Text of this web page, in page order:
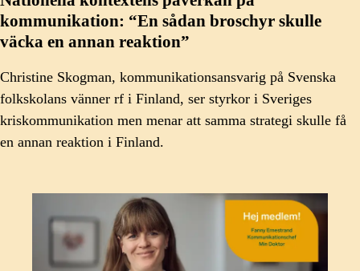
kommunikation: “En sådan broschyr skulle
väcka en annan reaktion”
Christine Skogman, kommunikationsansvarig på Svenska
folkskolans vänner rf i Finland, ser styrkor i Sveriges
kriskommunikation men menar att samma strategi skulle få
en annan reaktion i Finland.